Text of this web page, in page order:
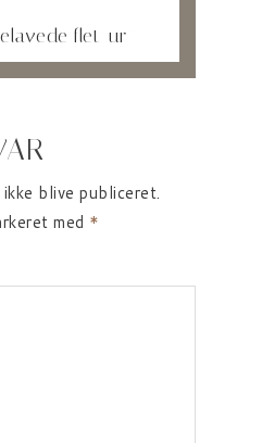
flet-ur
blive publiceret.
med *